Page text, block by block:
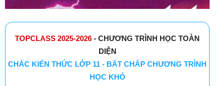
TOPCLASS 2025-2026 - CHƯƠNG TRÌNH HỌC TOÀN
DIỆN
CHẮC KIẾN THỨC LỚP 11 - BẤT CHẤP CHƯƠNG TRÌNH
HỌC KHÓ